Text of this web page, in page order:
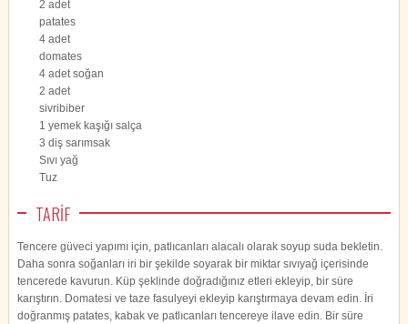
2 adet
patates
4 adet
domates
4 adet soğan
2 adet
sivribiber
1 yemek kaşığı salça
3 diş sarımsak
Sıvı yağ
Tuz
TARİF
Tencere güveci yapımı için, patlıcanları alacalı olarak soyup suda bekletin.
Daha sonra soğanları iri bir şekilde soyarak bir miktar sıvıyağ içerisinde
tencerede kavurun. Küp şeklinde doğradığınız etleri ekleyip, bir süre
karıştırın. Domatesi ve taze fasulyeyi ekleyip karıştırmaya devam edin. İri
doğranmış patates, kabak ve patlıcanları tencereye ilave edin. Bir süre